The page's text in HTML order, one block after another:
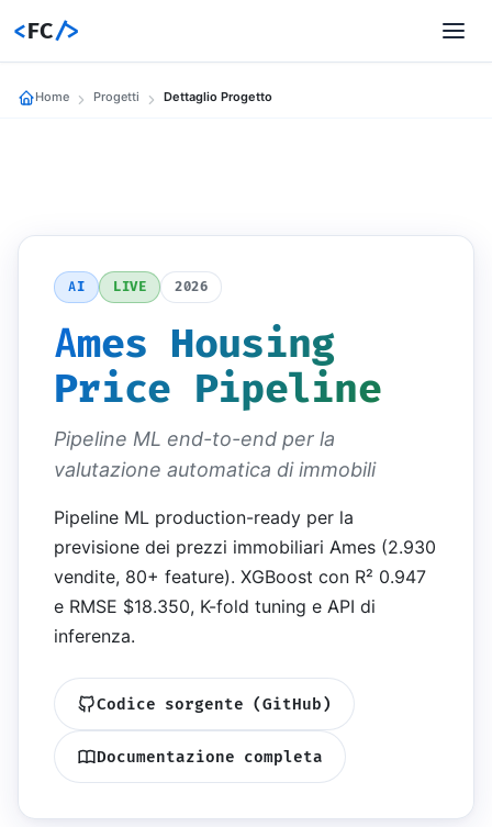
<FC/>
Home Progetti Dettaglio Progetto
AI LIVE 2026
Ames Housing
Price Pipeline
Pipeline ML end-to-end per la
valutazione automatica di immobili
Pipeline ML production-ready per la
previsione dei prezzi immobiliari Ames (2.930
vendite, 80+ feature). XGBoost con R² 0.947
e RMSE $18.350, K-fold tuning e API di
inferenza.
Codice sorgente (GitHub)
Documentazione completa